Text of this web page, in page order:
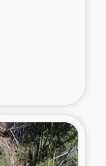
の農業支援
援